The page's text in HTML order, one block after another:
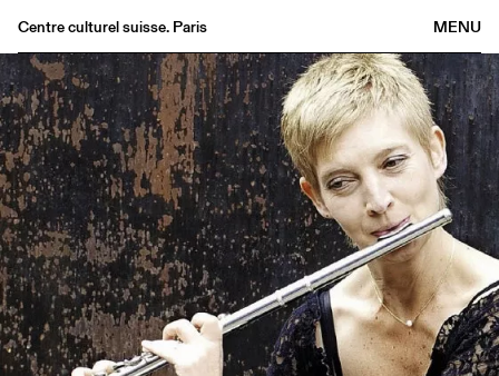
MENU
Centre culturel suisse. Paris
Agenda
Librairie
Buvette
Archives
Médiathèque
Éditions
Informations
FR /EN